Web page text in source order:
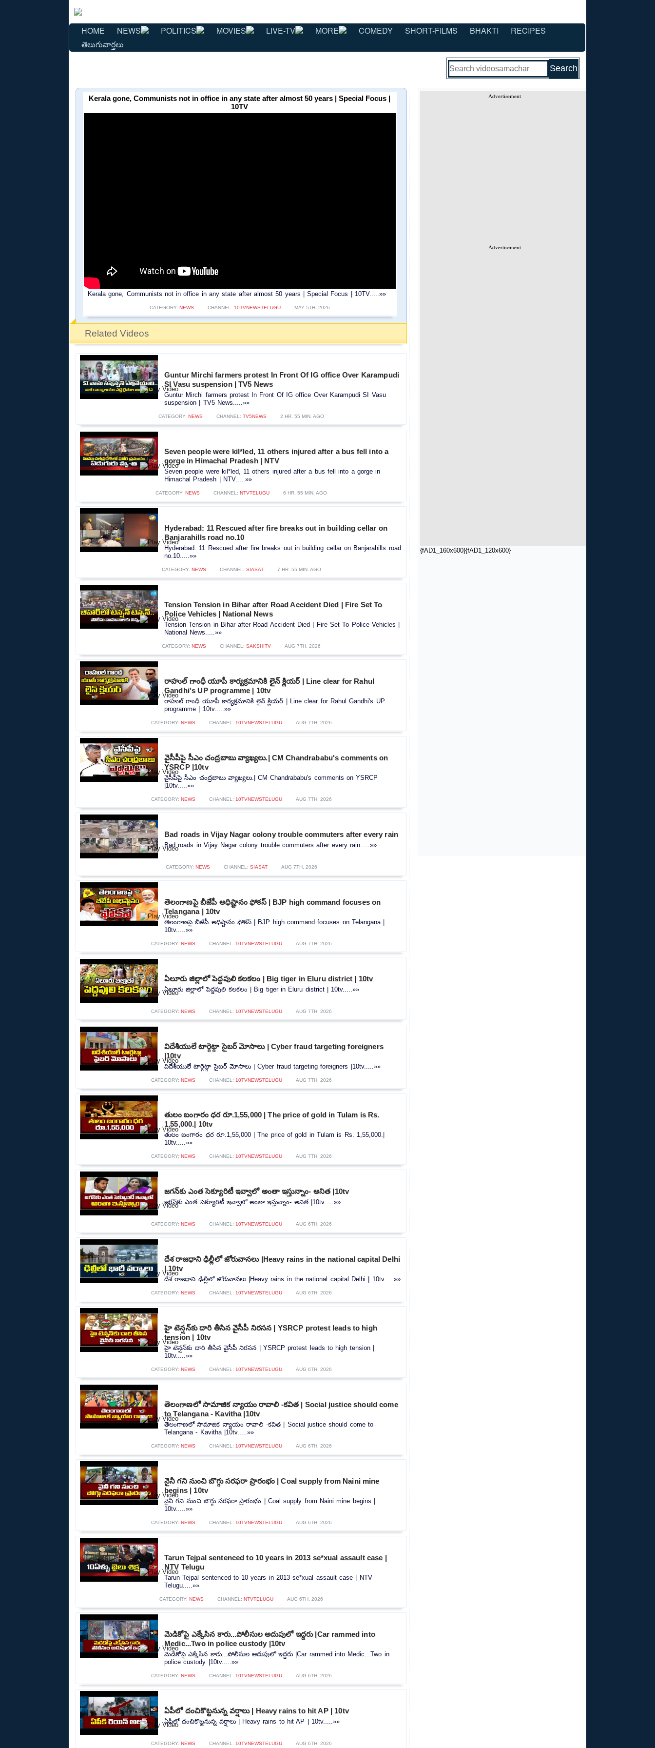
HOME NEWS POLITICS MOVIES LIVE-TV MORE COMEDY SHORT-FILMS BHAKTI
RECIPES
తెలుగువార్తలు
Advertisement
Advertisement
{fAD1_160x600}{fAD1_120x600}
Kerala gone, Communists not in office in any state after almost 50 years | Special Focus |
10TV
Kerala gone, Communists not in office in any state after almost 50 years | Special Focus | 10TV.....»»
CATEGORY: NEWS CHANNEL: 10TVNEWSTELUGU MAY 5TH, 2026
Related Videos
Guntur Mirchi farmers protest In Front Of IG office Over Karampudi
SI Vasu suspension | TV5 News
Guntur Mirchi farmers protest In Front Of IG office Over Karampudi SI Vasu
suspension | TV5 News.....»»
CATEGORY: NEWS CHANNEL: TV5NEWS 2 HR. 55 MIN. AGO
Seven people were kil*led, 11 others injured after a bus fell into a
gorge in Himachal Pradesh | NTV
Seven people were kil*led, 11 others injured after a bus fell into a gorge in
Himachal Pradesh | NTV.....»»
CATEGORY: NEWS CHANNEL: NTVTELUGU 6 HR. 55 MIN. AGO
Hyderabad: 11 Rescued after fire breaks out in building cellar on
Banjarahills road no.10
Hyderabad: 11 Rescued after fire breaks out in building cellar on Banjarahills road
no.10.....»»
CATEGORY: NEWS CHANNEL: SIASAT 7 HR. 55 MIN. AGO
Tension Tension in Bihar after Road Accident Died | Fire Set To
Police Vehicles | National News
Tension Tension in Bihar after Road Accident Died | Fire Set To Police Vehicles |
National News.....»»
CATEGORY: NEWS CHANNEL: SAKSHITV AUG 7TH, 2026
రాహుల్ గాంధీ యూపీ కార్యక్రమానికి లైన్ క్లియర్ | Line clear for Rahul
Gandhi's UP programme | 10tv
రాహుల్ గాంధీ యూపీ కార్యక్రమానికి లైన్ క్లియర్ | Line clear for Rahul Gandhi's UP
programme | 10tv.....»»
CATEGORY: NEWS CHANNEL: 10TVNEWSTELUGU AUG 7TH, 2026
వైసీపీపై సీఎం చంద్రబాబు వ్యాఖ్యలు.| CM Chandrababu's comments on
YSRCP |10tv
వైసీపీపై సీఎం చంద్రబాబు వ్యాఖ్యలు.| CM Chandrababu's comments on YSRCP
|10tv.....»»
CATEGORY: NEWS CHANNEL: 10TVNEWSTELUGU AUG 7TH, 2026
Bad roads in Vijay Nagar colony trouble commuters after every rain
Bad roads in Vijay Nagar colony trouble commuters after every rain.....»»
CATEGORY: NEWS CHANNEL: SIASAT AUG 7TH, 2026
తెలంగాణపై బీజేపీ అధిష్టానం ఫోకస్ | BJP high command focuses on
Telangana | 10tv
తెలంగాణపై బీజేపీ అధిష్టానం ఫోకస్ | BJP high command focuses on Telangana |
10tv.....»»
CATEGORY: NEWS CHANNEL: 10TVNEWSTELUGU AUG 7TH, 2026
ఏలూరు జిల్లాలో పెద్దపులి కలకలం | Big tiger in Eluru district | 10tv
ఏలూరు జిల్లాలో పెద్దపులి కలకలం | Big tiger in Eluru district | 10tv.....»»
CATEGORY: NEWS CHANNEL: 10TVNEWSTELUGU AUG 7TH, 2026
విదేశీయులే టార్గెట్గా సైబర్ మోసాలు | Cyber ​​fraud targeting foreigners
|10tv
విదేశీయులే టార్గెట్గా సైబర్ మోసాలు | Cyber ​​fraud targeting foreigners |10tv.....»»
CATEGORY: NEWS CHANNEL: 10TVNEWSTELUGU AUG 7TH, 2026
తులం బంగారం ధర రూ.1,55,000 | The price of gold in Tulam is Rs.
1,55,000.| 10tv
తులం బంగారం ధర రూ.1,55,000 | The price of gold in Tulam is Rs. 1,55,000.|
10tv.....»»
CATEGORY: NEWS CHANNEL: 10TVNEWSTELUGU AUG 7TH, 2026
జగన్‌కు ఎంత సెక్యూరిటీ ఇవ్వాలో అంతా ఇస్తున్నాం- అనిత |10tv
జగన్‌కు ఎంత సెక్యూరిటీ ఇవ్వాలో అంతా ఇస్తున్నాం- అనిత |10tv.....»»
CATEGORY: NEWS CHANNEL: 10TVNEWSTELUGU AUG 6TH, 2026
దేశ రాజధాని ఢిల్లీలో జోరువానలు |Heavy rains in the national capital Delhi
| 10tv
దేశ రాజధాని ఢిల్లీలో జోరువానలు |Heavy rains in the national capital Delhi | 10tv.....»»
CATEGORY: NEWS CHANNEL: 10TVNEWSTELUGU AUG 6TH, 2026
హై టెన్షన్‌కు దారి తీసిన వైసీపీ నిరసన | YSRCP protest leads to high
tension | 10tv
హై టెన్షన్‌కు దారి తీసిన వైసీపీ నిరసన | YSRCP protest leads to high tension |
10tv.....»»
CATEGORY: NEWS CHANNEL: 10TVNEWSTELUGU AUG 6TH, 2026
తెలంగాణలో సామాజిక న్యాయం రావాలి -కవిత | Social justice should come
to Telangana - Kavitha |10tv
తెలంగాణలో సామాజిక న్యాయం రావాలి -కవిత | Social justice should come to
Telangana - Kavitha |10tv.....»»
CATEGORY: NEWS CHANNEL: 10TVNEWSTELUGU AUG 6TH, 2026
నైనీ గని నుంచి బొగ్గు సరఫరా ప్రారంభం | Coal supply from Naini mine
begins | 10tv
నైనీ గని నుంచి బొగ్గు సరఫరా ప్రారంభం | Coal supply from Naini mine begins |
10tv.....»»
CATEGORY: NEWS CHANNEL: 10TVNEWSTELUGU AUG 6TH, 2026
Tarun Tejpal sentenced to 10 years in 2013 se*xual assault case |
NTV Telugu
Tarun Tejpal sentenced to 10 years in 2013 se*xual assault case | NTV
Telugu.....»»
CATEGORY: NEWS CHANNEL: NTVTELUGU AUG 6TH, 2026
మెడికోపై ఎక్కేసిన కారు...పోలీసుల అదుపులో ఇద్దరు |Car rammed into
Medic...Two in police custody |10tv
మెడికోపై ఎక్కేసిన కారు...పోలీసుల అదుపులో ఇద్దరు |Car rammed into Medic...Two in
police custody |10tv.....»»
CATEGORY: NEWS CHANNEL: 10TVNEWSTELUGU AUG 6TH, 2026
ఏపీలో దంచికొట్టనున్న వర్షాలు | Heavy rains to hit AP | 10tv
ఏపీలో దంచికొట్టనున్న వర్షాలు | Heavy rains to hit AP | 10tv.....»»
CATEGORY: NEWS CHANNEL: 10TVNEWSTELUGU AUG 6TH, 2026